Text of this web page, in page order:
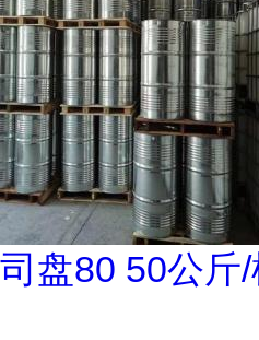
司盘80 50公斤